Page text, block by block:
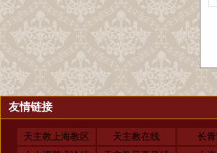
友情链接
天主教上海教区 天主教在线 长